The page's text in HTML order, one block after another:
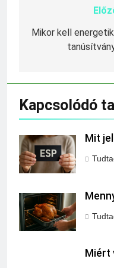
Bejegyzés
navigáció
Mikor kell
Kapcsolódó
Mit
Miért